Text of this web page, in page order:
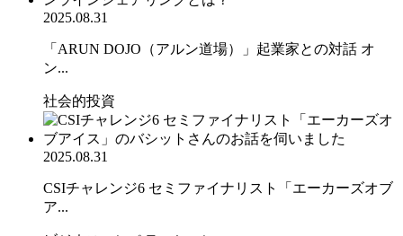
2025.08.31
「ARUN DOJO（アルン道場）」起業家との対話 オ
ン...
社会的投資
2025.08.31
CSIチャレンジ6 セミファイナリスト「エーカーズオブ
ア...